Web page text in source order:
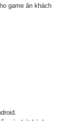
game ăn khách